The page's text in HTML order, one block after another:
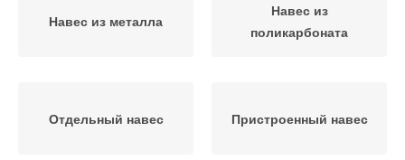
Навес из металла
Навес из
поликарбоната
Отдельный навес Пристроенный навес